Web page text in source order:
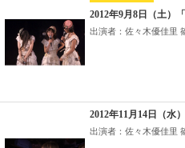
2012年9月8日（土）
出演者：佐々木優佳里
2012年11月14日（水
出演者：佐々木優佳里